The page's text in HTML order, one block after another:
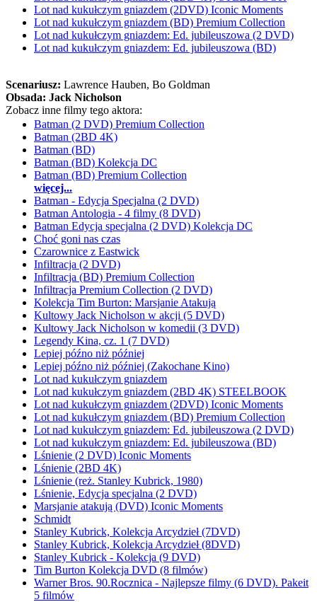
Lot nad kukułczym gniazdem (2DVD) Iconic Moments
Lot nad kukułczym gniazdem (BD) Premium Collection
Lot nad kukułczym gniazdem: Ed. jubileuszowa (2 DVD)
Lot nad kukułczym gniazdem: Ed. jubileuszowa (BD)
Scenariusz: Lawrence Hauben, Bo Goldman
Obsada: Jack Nicholson
Zobacz inne filmy tego aktora:
Batman (2 DVD) Premium Collection
Batman (2BD 4K)
Batman (BD)
Batman (BD) Kolekcja DC
Batman (BD) Premium Collection
więcej...
Batman - Edycja Specjalna (2 DVD)
Batman Antologia - 4 filmy (8 DVD)
Batman Edycja specjalna (2 DVD) Kolekcja DC
Choć goni nas czas
Czarownice z Eastwick
Infiltracja (2 DVD)
Infiltracja (BD) Premium Collection
Infiltracja Premium Collection (2 DVD)
Kolekcja Tim Burton: Marsjanie Atakują
Kultowy Jack Nicholson w akcji (5 DVD)
Kultowy Jack Nicholson w komedii (3 DVD)
Legendy Kina, cz. 1 (7 DVD)
Lepiej późno niż później
Lepiej późno niż później (Zakochane Kino)
Lot nad kukułczym gniazdem
Lot nad kukułczym gniazdem (2BD 4K) STEELBOOK
Lot nad kukułczym gniazdem (2DVD) Iconic Moments
Lot nad kukułczym gniazdem (BD) Premium Collection
Lot nad kukułczym gniazdem: Ed. jubileuszowa (2 DVD)
Lot nad kukułczym gniazdem: Ed. jubileuszowa (BD)
Lśnienie (2 DVD) Iconic Moments
Lśnienie (2BD 4K)
Lśnienie (reż. Stanley Kubrick, 1980)
Lśnienie, Edycja specjalna (2 DVD)
Marsjanie atakują (DVD) Iconic Moments
Schmidt
Stanley Kubrick, Kolekcja Arcydzieł (7DVD)
Stanley Kubrick, Kolekcja Arcydzieł (8DVD)
Stanley Kubrick - Kolekcja (9 DVD)
Tim Burton Kolekcja DVD (8 filmów)
Warner Bros. 90.Rocznica - Najlepsze filmy (6 DVD). Pakeit
5 filmów